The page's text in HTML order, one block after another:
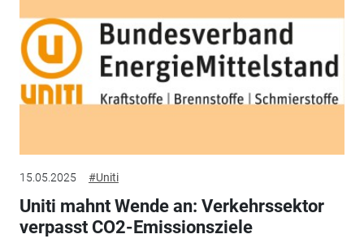
15.05.2025 #Uniti
Uniti mahnt Wende an: Verkehrssektor
verpasst CO2-Emissionsziele